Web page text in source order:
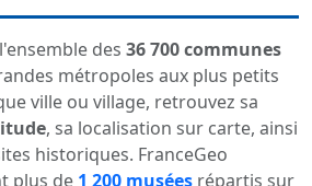
des 36 700 communes
métropoles aux plus petits
ville ou village, retrouvez sa
, sa localisation sur carte, ainsi
historiques. FranceGeo
plus de 1 200 musées répartis sur